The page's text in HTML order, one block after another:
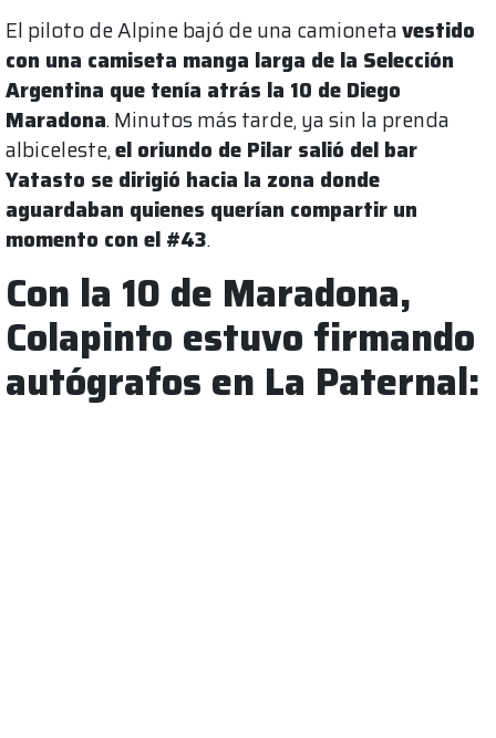
El piloto de Alpine bajó de una camionetavestido
con una camiseta manga larga de la Selección
Argentina que tenía atrás la 10 de Diego
Maradona. Minutos más tarde, ya sin la prenda
albiceleste,el oriundo de Pilar salió del bar
Yatasto se dirigió hacia la zona donde
aguardaban quienes querían compartir un
momento con el #43.
Con la 10 de Maradona,
Colapinto estuvo firmando
autógrafos en La Paternal: